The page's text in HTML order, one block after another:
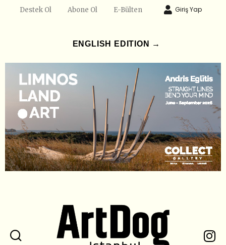
Destek Ol Abone Ol E-Bülten Giriş Yap
ENGLISH EDITION →